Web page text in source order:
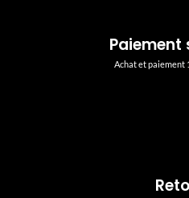
Paiement
Achat et paiement